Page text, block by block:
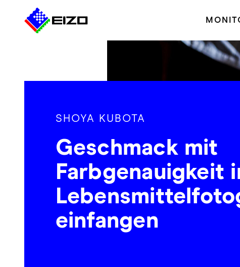
SHOYA KUBOTA
Geschmack mit
Farbgenauigkeit
einfangen